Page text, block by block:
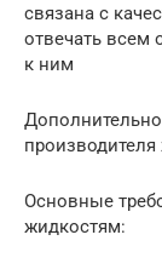
связана с
отвечать
к ним
Основные
жидкостям: